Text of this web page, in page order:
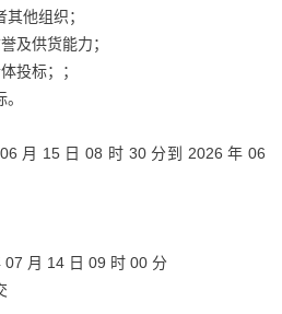
他组织；
及供货能力；
投标；；
月 15 日 08 时 30 分到 2026 年 06
月 14 日 09 时 00 分